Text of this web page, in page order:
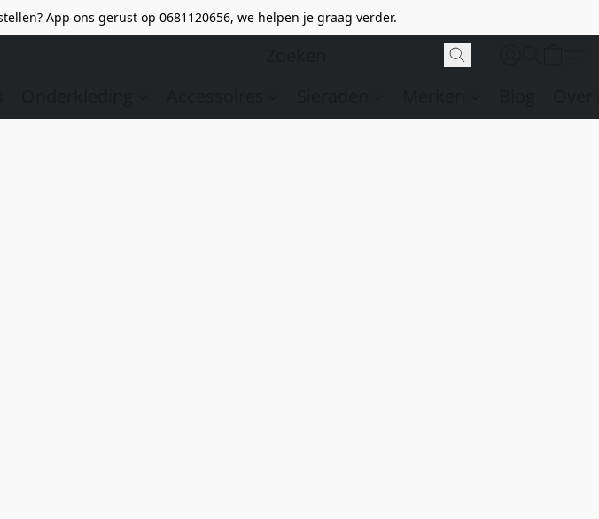
App ons gerust op 0681120656, we helpen je graag verder.